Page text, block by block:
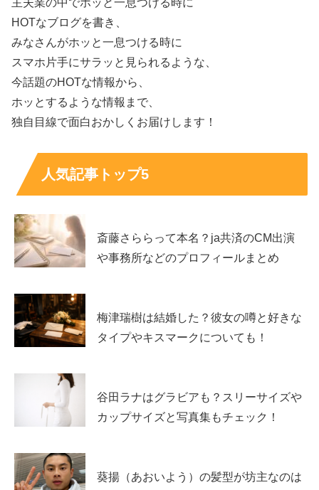
ここでは 公表情報と非公表情報を分けて
めます。
本名は公表が確認できず、断定は避けるのが安全
ることがありますが、公式プロフィールなどで
別名が明記されている一次情報
芸名か本名かをはっきり言い切る根拠がないまま拡散する
と、誤情報になりやすいからです。本名は非公表の可能性
経歴の流れは「とき宣」から女優へ、表現の軸が
つながっている
小高サラさんはスターダストプロモーション所属で、とき
宣では途中加入メンバーとして活動しました。アイドルと
しての経験は、カメラ前での見せ方、ステージでの表現、
す。
主夫業の中でホッと一息つける時に
HOTなブログを書き、
みなさんがホッと一息つける時に
スマホ片手にサラッと見られるような、
今話題のHOTな情報から、
ホッとするような情報まで、
独自目線で面白おかしくお届けします！
人気記事トップ5
斎藤さららって本名？ja共済のCM出演
や事務所などのプロフィールまとめ
梅津瑞樹は結婚した？彼女の噂と好きな
タイプやキスマークについても！
谷田ラナはグラビアも？スリーサイズや
カップサイズと写真集もチェック！
葵揚（あおいよう）の髪型が坊主なのは